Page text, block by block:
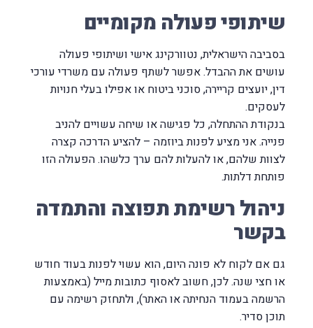
שיתופי פעולה מקומיים
בסביבה הישראלית, נטוורקינג אישי ושיתופי פעולה
עושים את ההבדל. אפשר לשתף פעולה עם משרדי עורכי
דין, יועצים קריירה, סוכני ביטוח או אפילו בעלי חנויות
לעסקים.
בנקודת ההתחלה, כל פגישה או שיחה עשויים להניב
פנייה. אני מציע לפנות ביוזמה – להציע הדרכה קצרה
לצוות שלהם, או להעלות להם ערך כלשהו. הפעולה הזו
פותחת דלתות.
ניהול רשימת תפוצה והתמדה
בקשר
גם אם לקוח לא פונה היום, הוא עשוי לפנות בעוד חודש
או חצי שנה. לכן, חשוב לאסוף כתובות מייל (באמצעות
הרשמה בעמוד הנחיתה או האתר), ולתחזק רשימה עם
תוכן סדיר.